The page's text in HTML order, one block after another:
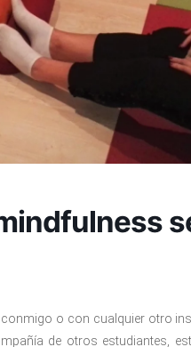
o con cualquier otro
de otros estudiantes,